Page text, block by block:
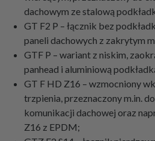
dachowym ze stalową
GT F2 P – łącznik bez
paneli dachowych z zakrytym
GTF P – wariant z niskim,
panhead i aluminiową
GT F HD Z16 – wzmocniony
trzpienia, przeznaczony m.in.
komunikacji dachowej oraz
Z16 z EPDM;